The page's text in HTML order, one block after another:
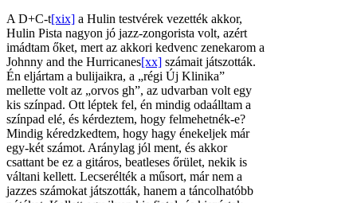
A D+C-t[xix] a Hulin testvérek vezették akkor,
Hulin Pista nagyon jó jazz-zongorista volt, azért
imádtam őket, mert az akkori kedvenc zenekarom a
Johnny and the Hurricanes[xx] számait játszották.
Én eljártam a bulijaikra, a „régi Új Klinika”
mellette volt az „orvos gh”, az udvarban volt egy
kis színpad. Ott léptek fel, én mindig odaálltam a
színpad elé, és kérdeztem, hogy felmehetnék-e?
Mindig kéredzkedtem, hogy hagy énekeljek már
egy-két számot. Aránylag jól ment, és akkor
csattant be ez a gitáros, beatleses őrület, nekik is
váltani kellett. Lecserélték a műsort, már nem a
jazzes számokat játszották, hanem a táncolhatóbb